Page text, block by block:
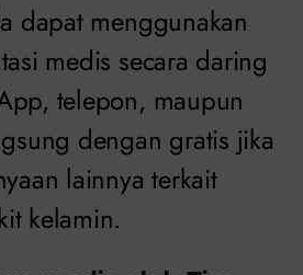
dapat menggunakan
medis secara daring
telepon, maupun
dengan gratis jika
lainnya terkait
kelamin.